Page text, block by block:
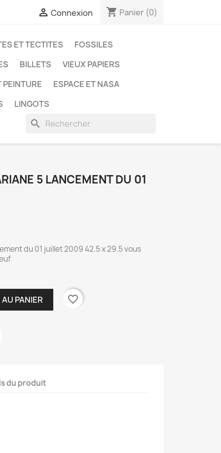
 Connexion shopping_cart Panier (0)
ET TECTITES
FOSSILES
BILLETS
VIEUX PAPIERS
PEINTURE
ESPACE ET NASA
LINGOTS
search
5 LANCEMENT DU 01
du 01 juillet 2009 42.5 x 29.5 vous
PANIER favorite_border
du produit